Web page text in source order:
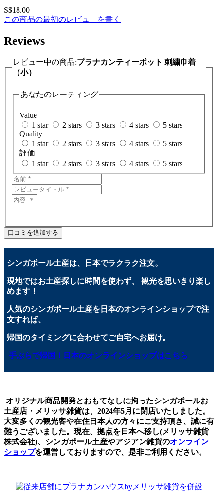
S$18.00
この商品の最初のレビューを書く
Reviews
レビュー中の商品:プラナカンティーポット 刺繍巾着
（小）
あなたのレーティング
Value
1 star
2 stars 3 stars 4 stars
5 stars
Quality
1 star
2 stars 3 stars 4 stars
5 stars
評価
1 star
2 stars 3 stars 4 stars 5 stars
口コミを追加する
シンガポール土産は、日本でラクラク注文。
現地ではお土産探しに時間を使わず、 観光を思いきり楽し
めます！
人気のシンガポール土産を日本のオンラインショップで注
文すれば、
帰国のタイミングに合わせてご自宅へお届け。
手ぶらで帰国！日本のオンラインショップはこちら
オリジナル商品開発とおもてなしに拘ったシンガポールお
土産店・メリッサ雑貨は、2024年5月に閉店いたしました。
大変多くの観光客や在住日本人の方々にご支持頂き、誠に有
難うございました。現在、拠点を日本へ移し(メリッサ雑貨
株式会社)、シンガポール土産やアジアン雑貨のオンライン
ショップを運営しておりますので、是非ご利用ください。